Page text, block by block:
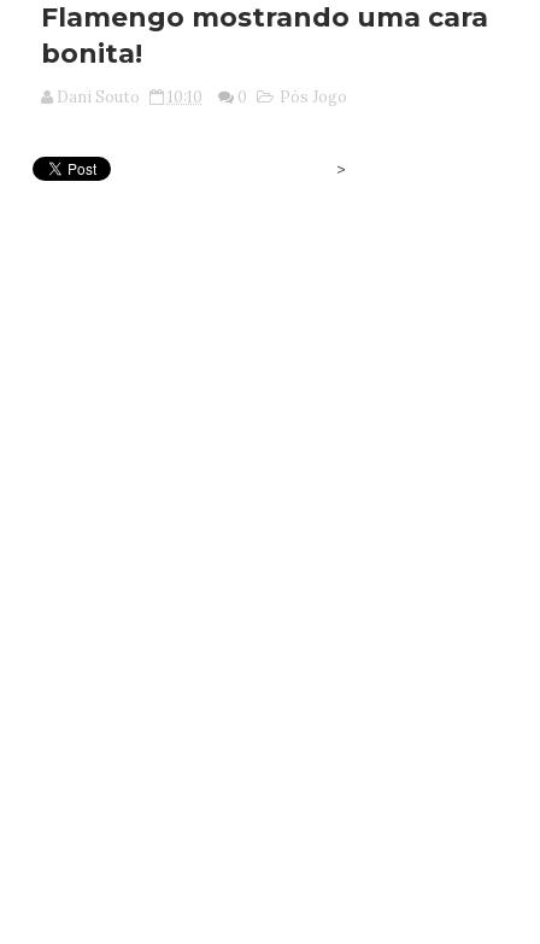
Flamengo mostrando uma cara
bonita!
Dani Souto 10:10 0 Pós Jogo
>